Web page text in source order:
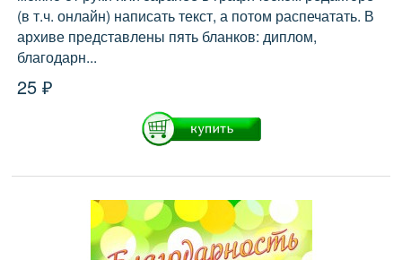
(в т.ч. онлайн) написать текст, а потом распечатать. В
архиве представлены пять бланков: диплом,
благодарн...
25 ₽